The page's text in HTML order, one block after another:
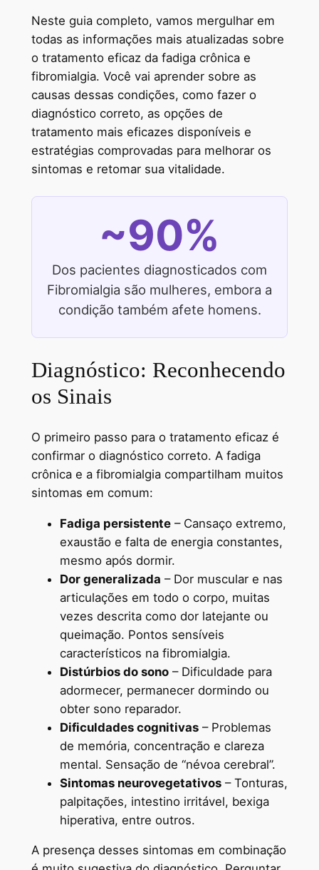
Neste guia completo, vamos mergulhar em
todas as informações mais atualizadas sobre
o tratamento eficaz da fadiga crônica e
fibromialgia. Você vai aprender sobre as
causas dessas condições, como fazer o
diagnóstico correto, as opções de
tratamento mais eficazes disponíveis e
estratégias comprovadas para melhorar os
sintomas e retomar sua vitalidade.
~90%
Dos pacientes diagnosticados com
Fibromialgia são mulheres, embora a
condição também afete homens.
Diagnóstico: Reconhecendo
os Sinais
O primeiro passo para o tratamento eficaz é
confirmar o diagnóstico correto. A fadiga
crônica e a fibromialgia compartilham muitos
sintomas em comum:
Fadiga persistente– Cansaço extremo,
exaustão e falta de energia constantes,
mesmo após dormir.
Dor generalizada – Dor muscular e nas
articulações em todo o corpo, muitas
vezes descrita como dor latejante ou
queimação. Pontos sensíveis
característicos na fibromialgia.
Distúrbios do sono– Dificuldade para
adormecer, permanecer dormindo ou
obter sono reparador.
Dificuldades cognitivas– Problemas
de memória, concentração e clareza
mental. Sensação de “névoa cerebral”.
Sintomas neurovegetativos– Tonturas,
palpitações, intestino irritável, bexiga
hiperativa, entre outros.
A presença desses sintomas em combinação